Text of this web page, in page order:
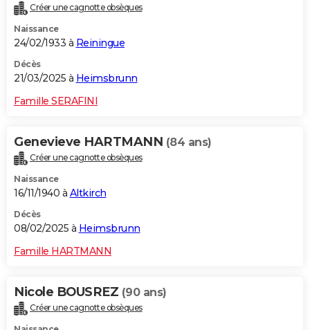
Créer une cagnotte obsèques
Naissance
24/02/1933 à Reiningue
Décès
21/03/2025 à Heimsbrunn
Famille SERAFINI
Genevieve HARTMANN (84 ans)
Créer une cagnotte obsèques
Naissance
16/11/1940 à Altkirch
Décès
08/02/2025 à Heimsbrunn
Famille HARTMANN
Nicole BOUSREZ (90 ans)
Créer une cagnotte obsèques